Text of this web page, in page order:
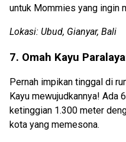
untuk Mommies yang ingin
Lokasi: Ubud, Gianyar, Bali
7. Omah Kayu
Pernah impikan tinggal di
Kayu mewujudkannya! Ada
ketinggian 1.300 meter
kota yang memesona.